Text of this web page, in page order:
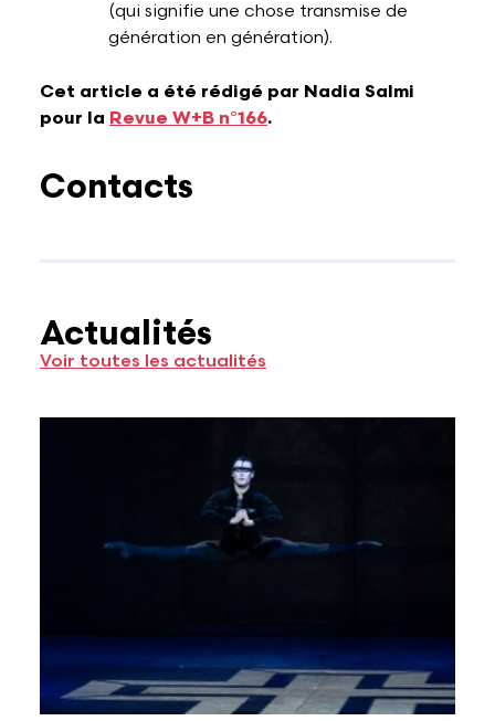
(qui signifie une chose transmise de
génération en génération).
Cet article a été rédigé par Nadia Salmi
pour la Revue W+B n°166.
Contacts
Actualités
Voir toutes les actualités